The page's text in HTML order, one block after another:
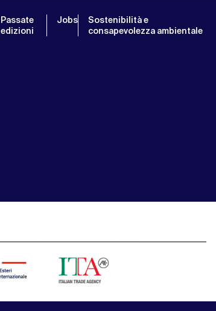
Passate
edizioni
Jobs
Sostenibilità e
consapevolezza ambientale